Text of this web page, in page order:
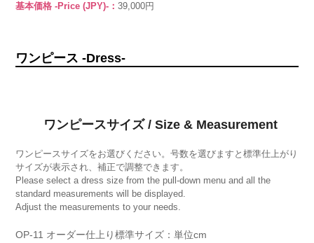
基本価格 -Price (JPY)-：39,000円
ワンピース -Dress-
ワンピースサイズ / Size & Measurement
ワンピースサイズをお選びください。号数を選びますと標準仕上がり
サイズが表示され、補正で調整できます。
Please select a dress size from the pull-down menu and all the
standard measurements will be displayed.
Adjust the measurements to your needs.
OP-11 オーダー仕上り標準サイズ：単位cm